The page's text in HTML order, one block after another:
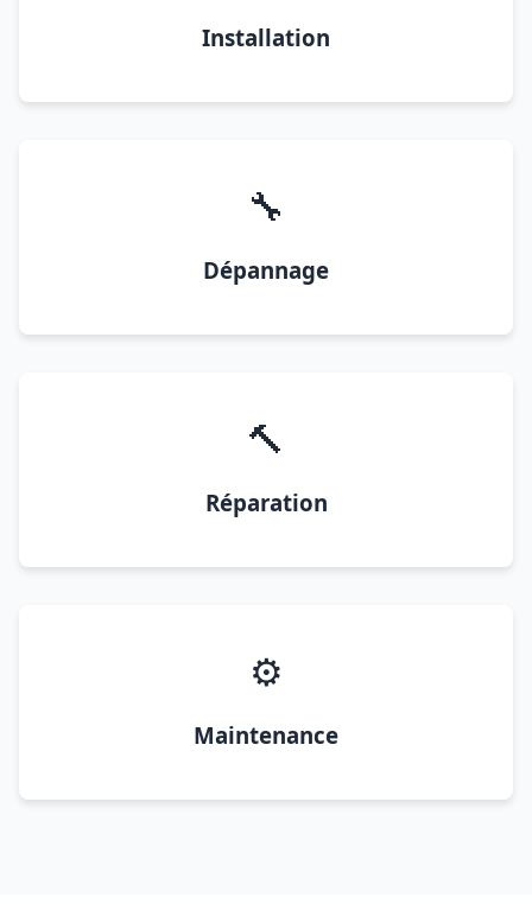
Installation
🔧
Dépannage
🔨
Réparation
⚙️
Maintenance